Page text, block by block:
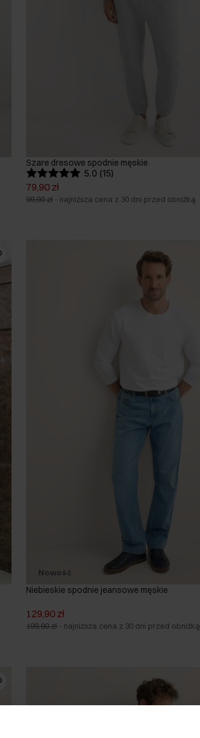
Szare dresowe spodnie męskie
5.0 (15)
79,90 zł
99,90 zł - najniższa cena z 30 dni przed obniżką
Nowość
Niebieskie spodnie jeansowe męskie
129,90 zł
199,90 zł - najniższa cena z 30 dni przed obniżką